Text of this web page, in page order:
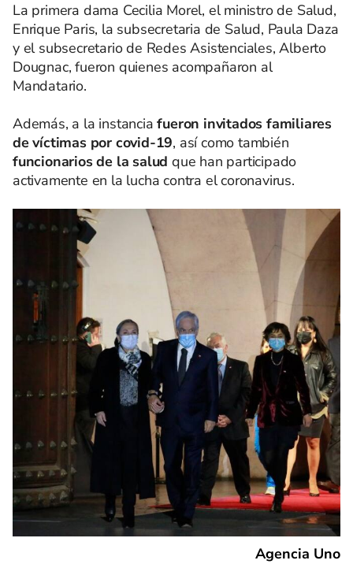
La primera dama Cecilia Morel, el ministro de Salud,
Enrique Paris, la subsecretaria de Salud, Paula Daza
y el subsecretario de Redes Asistenciales, Alberto
Dougnac, fueron quienes acompañaron al
Mandatario.
Además, a la instanciafueron invitados familiares
de víctimas por covid-19, así como también
funcionarios de la salud que han participado
activamente en la lucha contra el coronavirus.
Agencia Uno